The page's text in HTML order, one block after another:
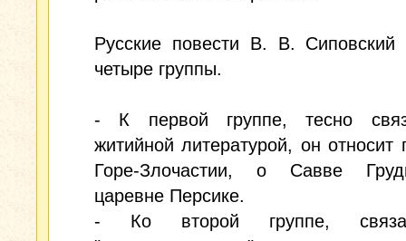
Русские повести В. В. Сиповский
четыре группы.
- К первой группе, тесно
житийной литературой, он относит
Горе-Злочастии, о Савве
царевне Персике.
- Ко второй группе,